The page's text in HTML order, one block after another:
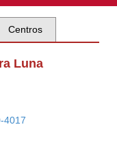
Centros
Luna
4017